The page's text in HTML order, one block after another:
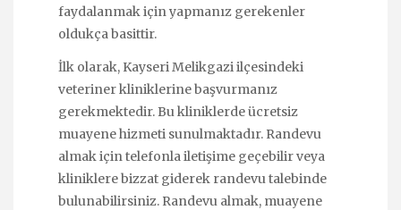
faydalanmak için yapmanız gerekenler
oldukça basittir.
İlk olarak, Kayseri Melikgazi ilçesindeki
veteriner kliniklerine başvurmanız
gerekmektedir. Bu kliniklerde ücretsiz
muayene hizmeti sunulmaktadır. Randevu
almak için telefonla iletişime geçebilir veya
kliniklere bizzat giderek randevu talebinde
bulunabilirsiniz. Randevu almak, muayene